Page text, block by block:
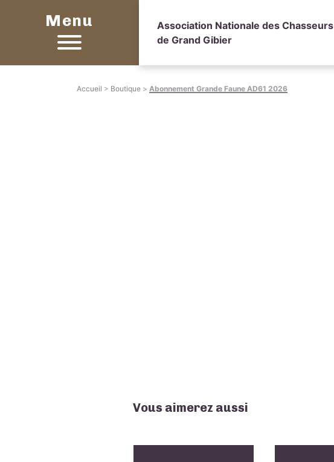
Menu
Association Nationale des Chasseurs
de Grand Gibier
Accueil > Boutique > Abonnement Grande Faune AD61 2026
Vous aimerez aussi